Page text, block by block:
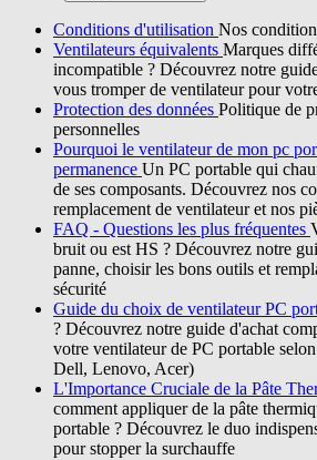
Conditions d'utilisation Nos
Ventilateurs équivalents Marques
incompatible ? Découvrez notre
vous tromper de ventilateur pour
Protection des données Politique de
personnelles
Pourquoi le ventilateur de mon pc
permanence Un PC portable qui
de ses composants. Découvrez nos
remplacement de ventilateur et nos
FAQ - Questions les plus fréquentes
bruit ou est HS ? Découvrez notre
panne, choisir les bons outils et
sécurité
Guide du choix de ventilateur PC
? Découvrez notre guide d'achat
votre ventilateur de PC portable
Dell, Lenovo, Acer)
L'Importance Cruciale de la Pâte
comment appliquer de la pâte
portable ? Découvrez le duo
pour stopper la surchauffe